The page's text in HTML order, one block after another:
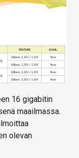
16 gigabitin
maailmassa.
olevan